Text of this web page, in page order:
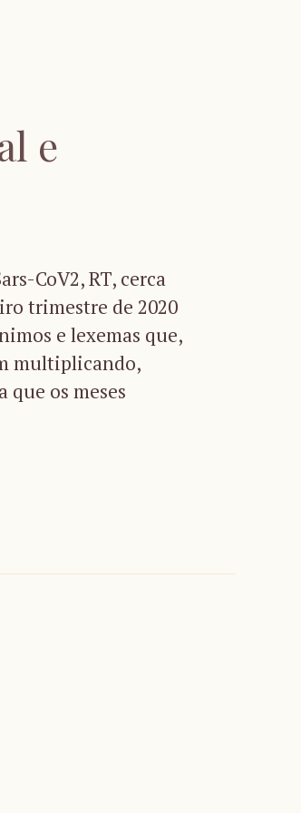
e
CoV2, RT, cerca
trimestre de 2020
e lexemas que,
multiplicando,
os meses